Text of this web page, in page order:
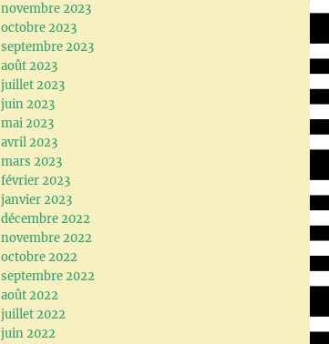
novembre 2023
octobre 2023
septembre 2023
août 2023
juillet 2023
juin 2023
mai 2023
avril 2023
mars 2023
février 2023
janvier 2023
décembre 2022
novembre 2022
octobre 2022
septembre 2022
août 2022
juillet 2022
juin 2022